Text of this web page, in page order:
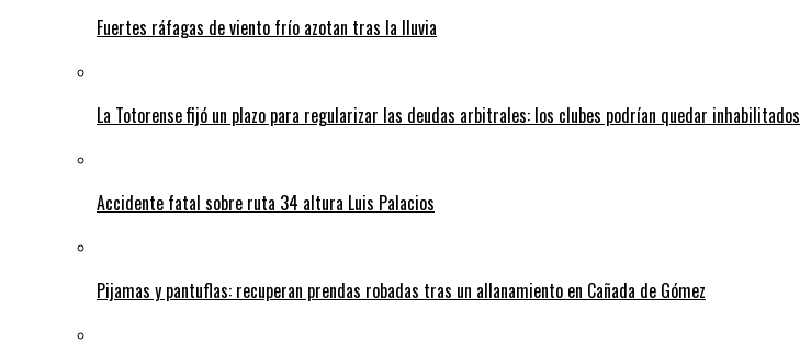
Fuertes ráfagas de viento frío azotan tras la lluvia
La Totorense fijó un plazo para regularizar las deudas arbitrales: los clubes podrían quedar inhabilitados
Accidente fatal sobre ruta 34 altura Luis Palacios
Pijamas y pantuflas: recuperan prendas robadas tras un allanamiento en Cañada de Gómez